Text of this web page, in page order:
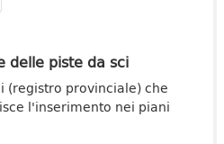
delle piste da sci
(registro provinciale) che
l'inserimento nei piani